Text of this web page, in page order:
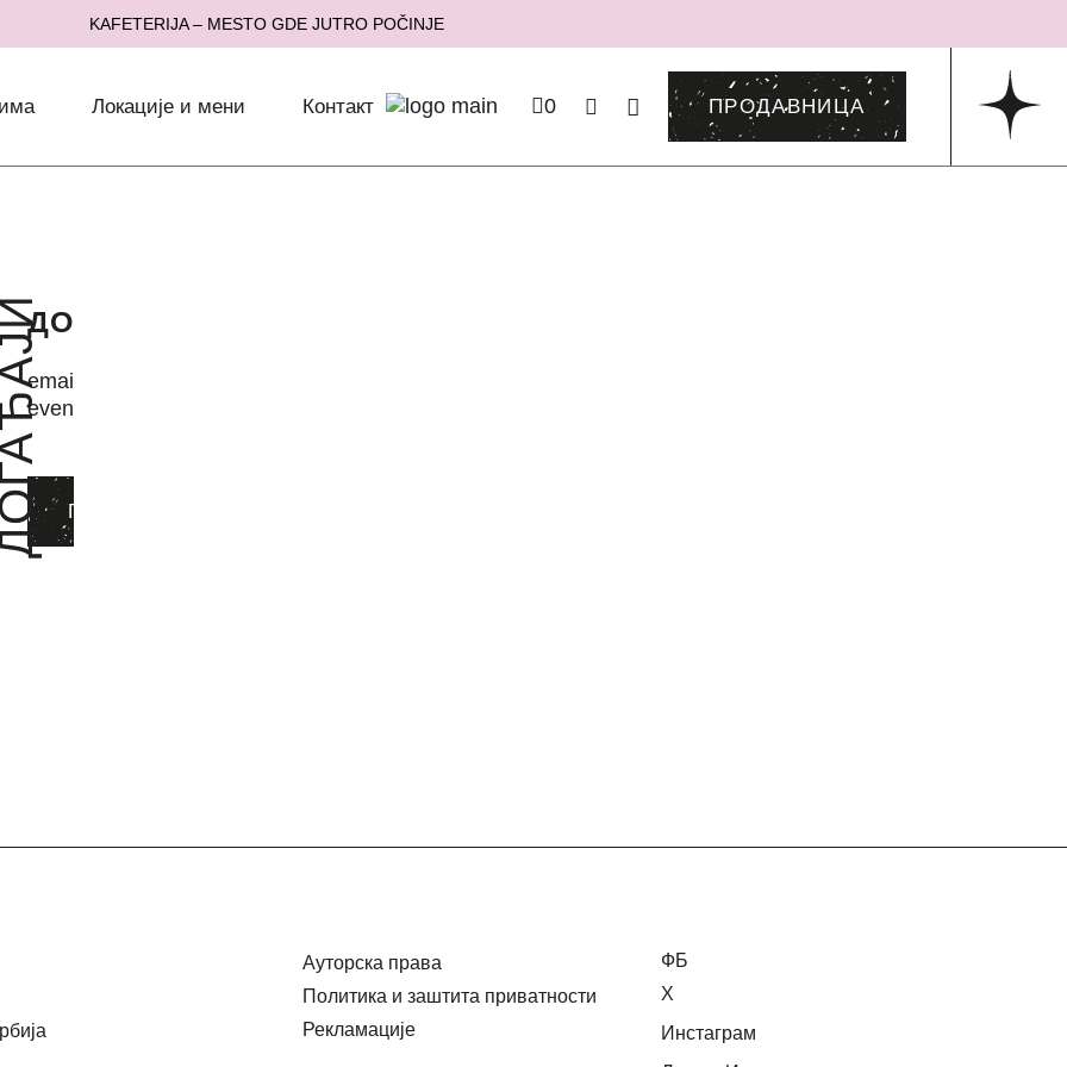
KAFETERIJA – MESTO GDE JUTRO POČINJE
Локације и мени Контакт 0 ПРОДАВНИЦА
твоју
или
НАМ
ДОГАЂАЈИДОГАЂАЈИ
email:
event@kafeterija.com
ПИШИ НАМ
Ауторска права
Политика и заштита приватности
Рекламације
ФБ
Х
Инстаграм